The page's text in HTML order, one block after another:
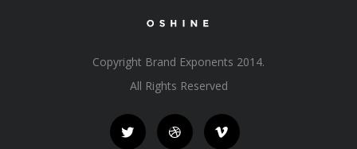
Copyright Brand Exponents 2014.
All Rights Reserved